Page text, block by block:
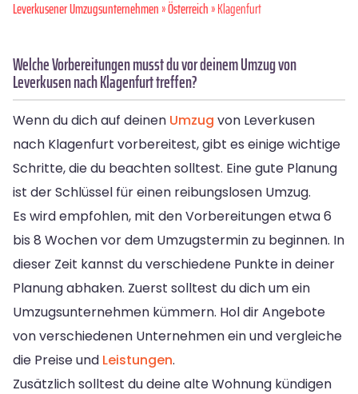
Leverkusener Umzugsunternehmen»Österreich» Klagenfurt
Welche Vorbereitungen musst du vor deinem Umzug von
Leverkusen nach Klagenfurt treffen?
Wenn du dich auf deinen Umzug von Leverkusen
nach Klagenfurt vorbereitest, gibt es einige wichtige
Schritte, die du beachten solltest. Eine gute Planung
ist der Schlüssel für einen reibungslosen Umzug.
Es wird empfohlen, mit den Vorbereitungen etwa 6
bis 8 Wochen vor dem Umzugstermin zu beginnen. In
dieser Zeit kannst du verschiedene Punkte in deiner
Planung abhaken. Zuerst solltest du dich um ein
Umzugsunternehmen kümmern. Hol dir Angebote
von verschiedenen Unternehmen ein und vergleiche
die Preise und Leistungen.
Zusätzlich solltest du deine alte Wohnung kündigen